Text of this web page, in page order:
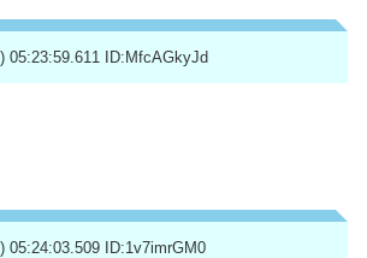
05:23:59.611 ID:MfcAGkyJd
05:24:03.509 ID:1v7imrGM0